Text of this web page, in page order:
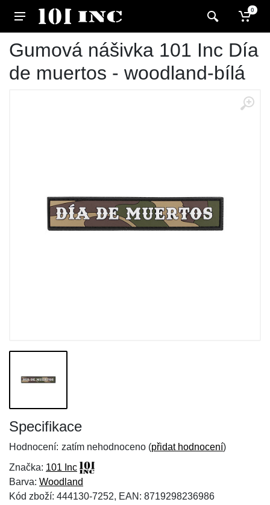
0
Gumová nášivka 101 Inc Día
de muertos - woodland-bílá
Specifikace
Hodnocení: zatím nehodnoceno (přidat hodnocení)
Značka: 101 Inc
Barva: Woodland
Kód zboží: 444130-7252, EAN: 8719298236986